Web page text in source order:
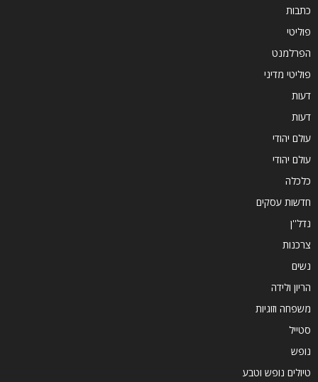
כתבות
פוליטי
הפרלמנט
פוליטי מדיני
דעות
דעות
עולם יהודי
עולם יהודי
כלכלה
חדשות עסקים
נדל''ן
צרכנות
נשים
הריון ולידה
משפחה וזוגיות
סטייל
נופש
טיולים נופש וטבע